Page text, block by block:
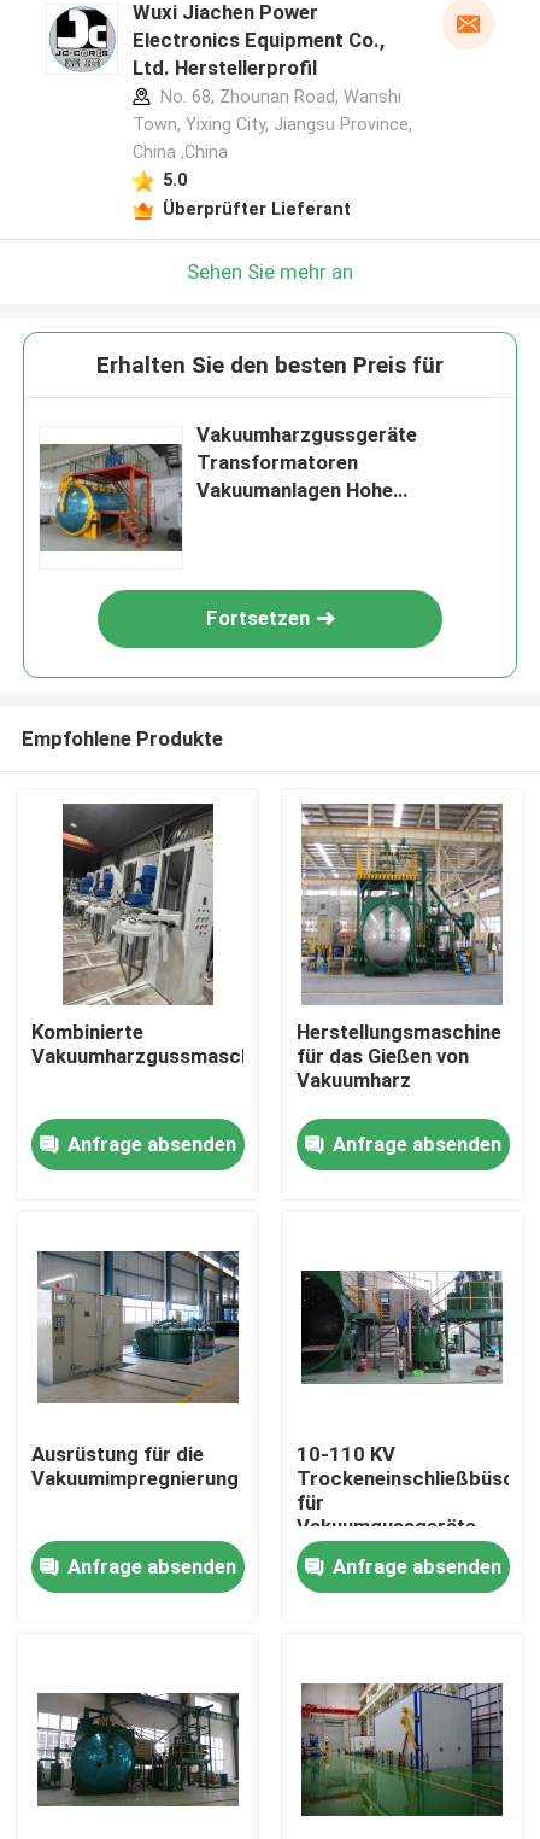
Startseite
Über uns
Fabrik Tour
Qualitätskontrolle
Referenzen
Transformatoröl-Verarbeitungsausrüstung
Wuxi Jiachen Power
Electronics Equipment Co.,
Ltd. Herstellerprofil
No. 68, Zhounan Road, Wanshi
Town, Yixing City, Jiangsu Province,
China ,China
5.0
Überprüfter Lieferant
Sehen Sie mehr an
Erhalten Sie den besten Preis für
Vakuumharzgussgeräte
Transformatoren
Vakuumanlagen Hohe
Fortsetzen
Empfohlene Produkte
Kombinierte
Vakuumharzgussmaschine
Anfrage absenden
Herstellungsmaschine
für das Gießen von
Vakuumharz
Anfrage absenden
Ausrüstung für die
Vakuumimpregnierung
Anfrage absenden
10-110 KV
Trockeneinschließbüsche
für
Vakuumgussgeräte
Anfrage absenden